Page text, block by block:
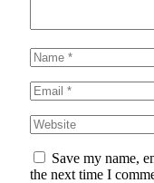
Save my name,
the next time I